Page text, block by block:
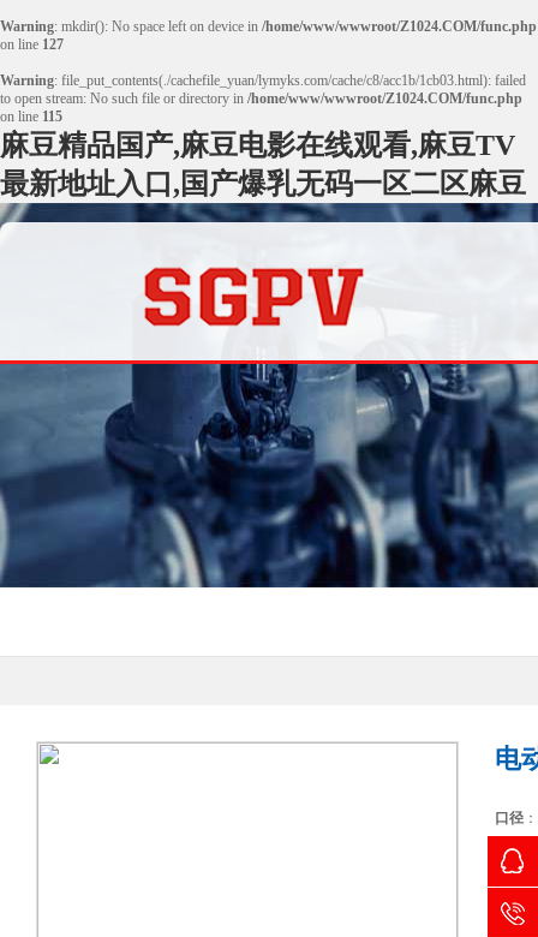
Warning: mkdir(): No space left on device in /home/www/wwwroot/Z1024.COM/func.php
on line 127
Warning: file_put_contents(./cachefile_yuan/lymyks.com/cache/c8/acc1b/1cb03.html): failed
to open stream: No such file or directory in /home/www/wwwroot/Z1024.COM/func.php
on line 115
麻豆精品国产,麻豆电影在线观看,麻豆TV
最新地址入口,国产爆乳无码一区二区麻豆
电
口径 ：
特点
电动